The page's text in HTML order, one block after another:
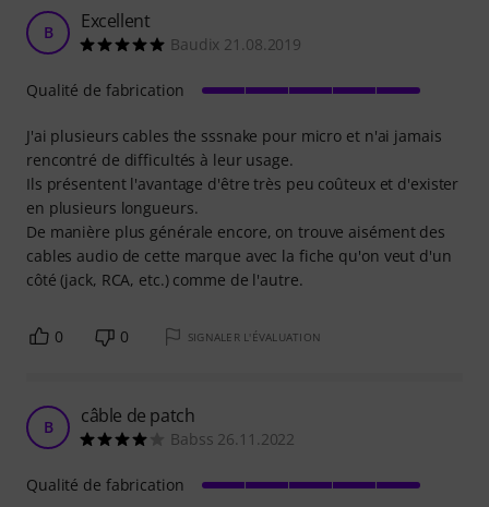
B Excellent
Baudix 21.08.2019
J'ai plusieurs cables the sssnake pour micro et n'ai jamais
rencontré de difficultés à leur usage.
Ils présentent l'avantage d'être très peu coûteux et d'exister
en plusieurs longueurs.
De manière plus générale encore, on trouve aisément des
cables audio de cette marque avec la fiche qu'on veut d'un
côté (jack, RCA, etc.) comme de l'autre.
Qualité de fabrication
0 0 SIGNALER L'ÉVALUATION
B câble de patch
Babss 26.11.2022
Qualité de fabrication